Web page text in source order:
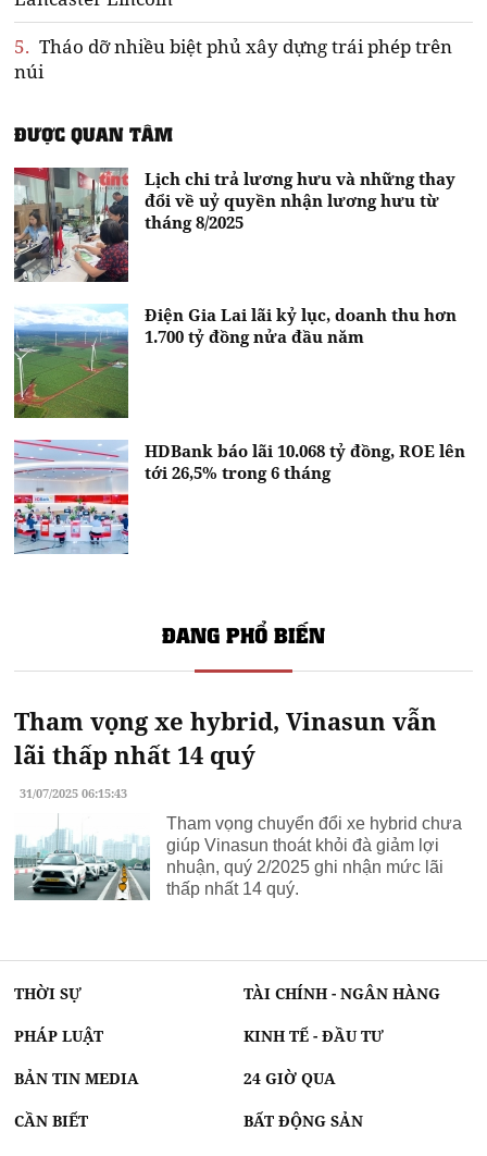
5. Tháo dỡ nhiều biệt phủ xây dựng trái phép trên
núi
ĐƯỢC QUAN TÂM
Lịch chi trả lương hưu và những thay
đổi về uỷ quyền nhận lương hưu từ
tháng 8/2025
Điện Gia Lai lãi kỷ lục, doanh thu hơn
1.700 tỷ đồng nửa đầu năm
HDBank báo lãi 10.068 tỷ đồng, ROE lên
tới 26,5% trong 6 tháng
ĐANG PHỔ BIẾN
Tham vọng xe hybrid, Vinasun vẫn
lãi thấp nhất 14 quý
31/07/2025 06:15:43
Tham vọng chuyển đổi xe hybrid chưa
giúp Vinasun thoát khỏi đà giảm lợi
nhuận, quý 2/2025 ghi nhận mức lãi
thấp nhất 14 quý.
THỜI SỰ TÀI CHÍNH - NGÂN HÀNG
PHÁP LUẬT KINH TẾ - ĐẦU TƯ
BẢN TIN MEDIA 24 GIỜ QUA
CẦN BIẾT BẤT ĐỘNG SẢN